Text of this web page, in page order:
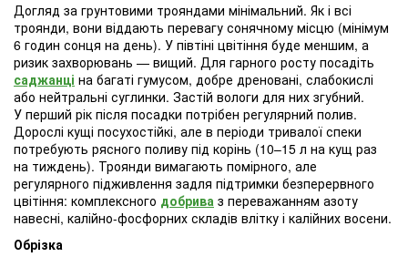
Догляд за грунтовими трояндами мінімальний. Як і всі
троянди, вони віддають перевагу сонячному місцю (мінімум
6 годин сонця на день). У півтіні цвітіння буде меншим, а
ризик захворювань — вищий. Для гарного росту посадіть
саджанці на багаті гумусом, добре дреновані, слабокислі
або нейтральні суглинки. Застій вологи для них згубний.
У перший рік після посадки потрібен регулярний полив.
Дорослі кущі посухостійкі, але в періоди тривалої спеки
потребують рясного поливу під корінь (10–15 л на кущ раз
на тиждень). Троянди вимагають помірного, але
регулярного підживлення задля підтримки безперервного
цвітіння: комплексного добрива з переважанням азоту
навесні, калійно-фосфорних складів влітку і калійних восени.
Обрізка